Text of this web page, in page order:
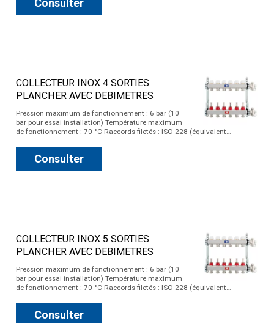
Consulter
COLLECTEUR INOX 4 SORTIES
PLANCHER AVEC DEBIMETRES
Pression maximum de fonctionnement : 6 bar (10
bar pour essai installation) Température maximum
de fonctionnement : 70 °C Raccords filetés : ISO 228 (équivalent…
Consulter
COLLECTEUR INOX 5 SORTIES
PLANCHER AVEC DEBIMETRES
Pression maximum de fonctionnement : 6 bar (10
bar pour essai installation) Température maximum
de fonctionnement : 70 °C Raccords filetés : ISO 228 (équivalent…
Consulter